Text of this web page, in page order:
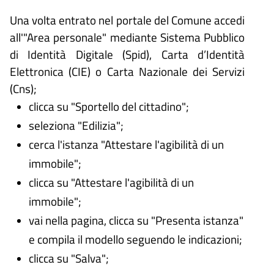
Una volta entrato nel portale del Comune accedi
all'"Area personale" mediante Sistema Pubblico
di Identità Digitale (Spid), Carta d’Identità
Elettronica (CIE) o Carta Nazionale dei Servizi
(Cns);
clicca su "Sportello del cittadino";
seleziona "Edilizia";
cerca l'istanza "Attestare l'agibilità di un
immobile";
clicca su "Attestare l'agibilità di un
immobile";
vai nella pagina, clicca su "Presenta istanza"
e compila il modello seguendo le indicazioni;
clicca su "Salva";